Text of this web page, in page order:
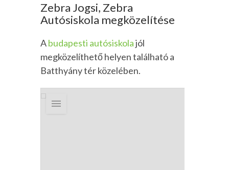
Zebra Jogsi, Zebra
Autósiskola megközelítése
Abudapesti autósiskolajól
megközelíthető helyen található a
Batthyány tér közelében.